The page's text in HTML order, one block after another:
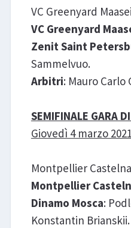
VC Greenyard
VC Greenyard
Zenit Saint
Sammelvuo.
Arbitri: Mauro
SEMIFINALE GARA
Giovedì 4 marzo 2021
Montpellier
Montpellier
Dinamo Mosca:
Konstantin Brianskii.